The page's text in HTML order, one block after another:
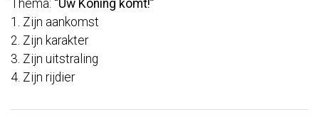
Thema: “Uw Koning komt!”
1. Zijn aankomst
2. Zijn karakter
3. Zijn uitstraling
4. Zijn rijdier